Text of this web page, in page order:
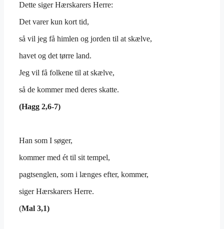
Dette siger Hærskarers Herre:
Det varer kun kort tid,
så vil jeg få himlen og jorden til at skælve,
havet og det tørre land.
Jeg vil få folkene til at skælve,
så de kommer med deres skatte.
(Hagg 2,6-7)
Han som I søger,
kommer med ét til sit tempel,
pagtsenglen, som i længes efter, kommer,
siger Hærskarers Herre.
(Mal 3,1)